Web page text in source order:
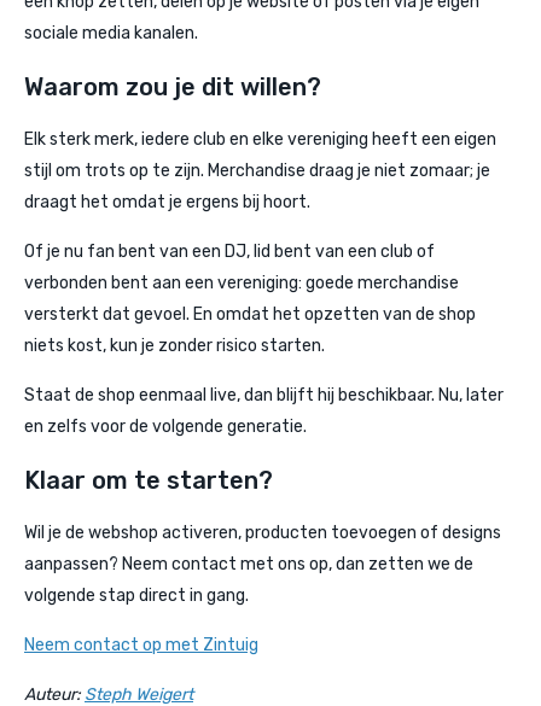
sociale media kanalen.
Waarom zou je dit willen?
Elk sterk merk, iedere club en elke vereniging heeft een eigen
stijl om trots op te zijn. Merchandise draag je niet zomaar; je
draagt het omdat je ergens bij hoort.
Of je nu fan bent van een DJ, lid bent van een club of
verbonden bent aan een vereniging: goede merchandise
versterkt dat gevoel. En omdat het opzetten van de shop
niets kost, kun je zonder risico starten.
Staat de shop eenmaal live, dan blijft hij beschikbaar. Nu, later
en zelfs voor de volgende generatie.
Klaar om te starten?
Wil je de webshop activeren, producten toevoegen of designs
aanpassen? Neem contact met ons op, dan zetten we de
volgende stap direct in gang.
Neem contact op met Zintuig
Auteur: Steph Weigert